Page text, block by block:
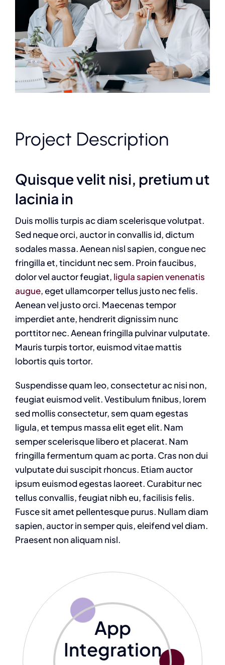
Project Description
Quisque velit nisi, pretium ut
lacinia in
Duis mollis turpis ac diam scelerisque volutpat.
Sed neque orci, auctor in convallis id, dictum
sodales massa. Aenean nisl sapien, congue nec
fringilla et, tincidunt nec sem. Proin faucibus,
dolor vel auctor feugiat, ligula sapien venenatis
augue, eget ullamcorper tellus justo nec felis.
Aenean vel justo orci. Maecenas tempor
imperdiet ante, hendrerit dignissim nunc
porttitor nec. Aenean fringilla pulvinar vulputate.
Mauris turpis tortor, euismod vitae mattis
lobortis quis tortor.
Suspendisse quam leo, consectetur ac nisi non,
feugiat euismod velit. Vestibulum finibus, lorem
sed mollis consectetur, sem quam egestas
ligula, et tempus massa elit eget elit. Nam
semper scelerisque libero et placerat. Nam
fringilla fermentum quam ac porta. Cras non dui
vulputate dui suscipit rhoncus. Etiam auctor
ipsum euismod egestas laoreet. Curabitur nec
tellus convallis, feugiat nibh eu, facilisis felis.
Fusce sit amet pellentesque purus. Nullam diam
sapien, auctor in semper quis, eleifend vel diam.
Praesent non aliquam nisl.
App
Integration